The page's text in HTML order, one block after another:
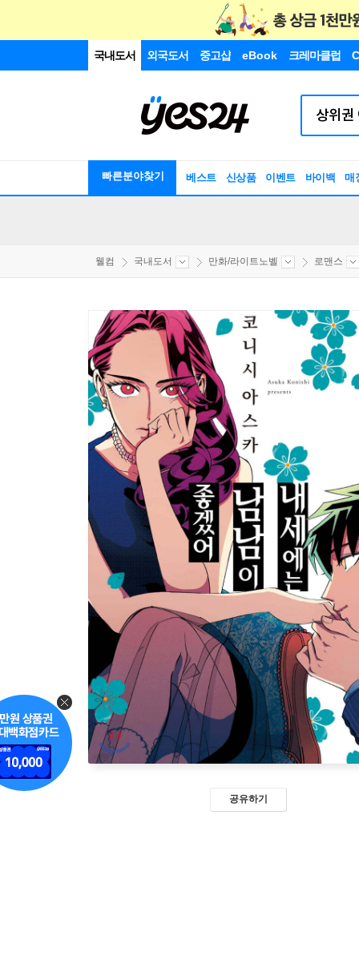
국내도서 외국도서 중고샵 eBook 크레마클럽
빠른분야찾기 베스트 신상품 이벤트 바이백 매
웰컴 국내도서 만화/라이트노벨 로맨스
공유하기